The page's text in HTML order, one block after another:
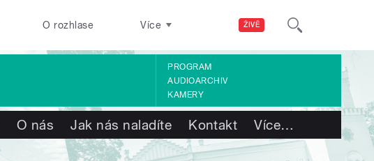
ŽIVĚ
O rozhlase Více
PROGRAM
AUDIOARCHIV
KAMERY
O nás Jak nás naladíte Kontakt Více…